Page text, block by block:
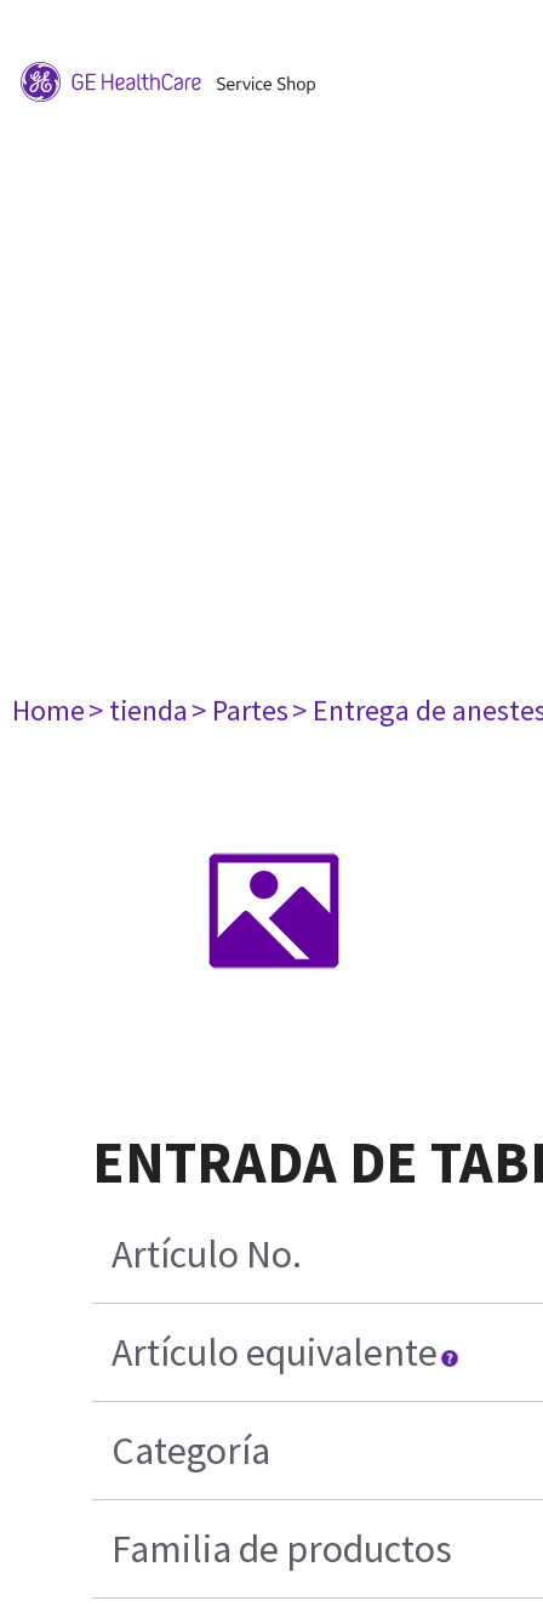
Home> tienda> Partes> Entrega de
ENTRADA DE
Artículo No.
Artículo equivalente
Categoría
Familia de productos